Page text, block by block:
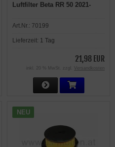
Luftfilter Beta RR 50 2021-
Art.Nr.: 70199
Lieferzeit: 1 Tag
21,98 EUR
inkl. 20 % MwSt. zzgl. Versandkosten
NEU